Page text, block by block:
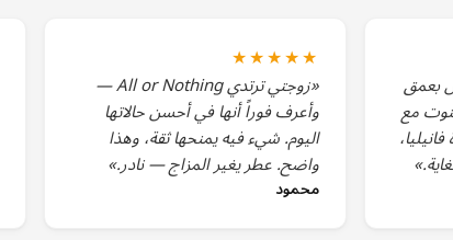
بعمق
مع
★★★★★
«زوجتي ترتدي All or Nothing —
وأعرف فوراً أنها في أحسن حالاتها
اليوم. شيء فيه يمنحها ثقة، وهذا
واضح. عطر يغير المزاج — نادر.»
محمود